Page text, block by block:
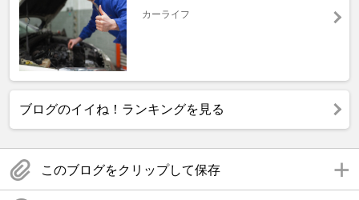
カーライフ
ブログのイイね！ランキングを見る
このブログをクリップして保存